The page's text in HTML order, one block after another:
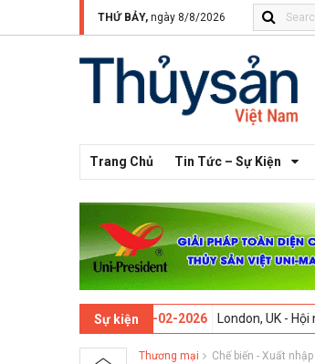
THỨ BẢY, ngày 8/8/2026
Trang Chủ Tin Tức – Sự Kiện
Sự kiện
09-02-2026 London, UK - Hội nghị
Thương mại Chế biến - Xuất nhập